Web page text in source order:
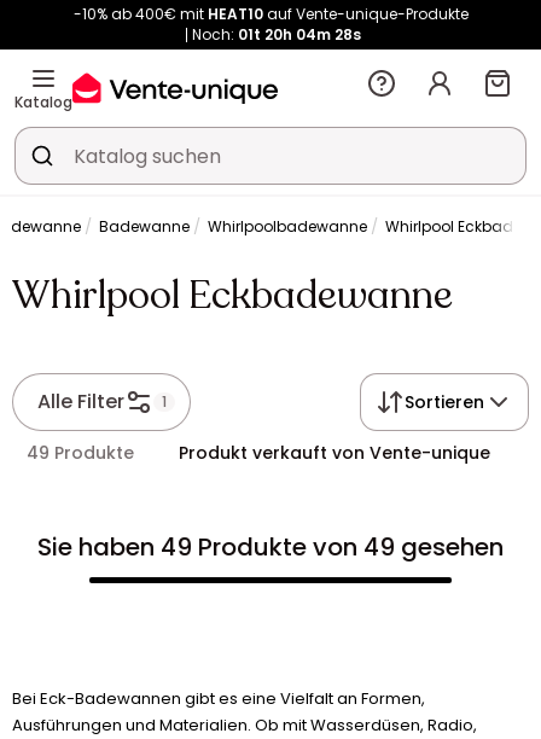
-10% ab 400€ mit HEAT10auf Vente-unique-Produkte
Noch: 01t 20h 04m 28s
-10% ab 400€ mitHEAT10auf Vente-unique-Produkte
01t
Katalog
Badewanne Whirlpoolbadewanne Whirlpool
Whirlpool Eckbadewanne
Alle Filter 1 Sortieren
49 Produkte Produkt verkauft von Vente-unique
Sie haben 49 Produkte von 49 gesehen
Bei Eck-Badewannen gibt es eine Vielfalt an Formen,
Ausführungen und Materialien. Ob mit Wasserdüsen, Radio,